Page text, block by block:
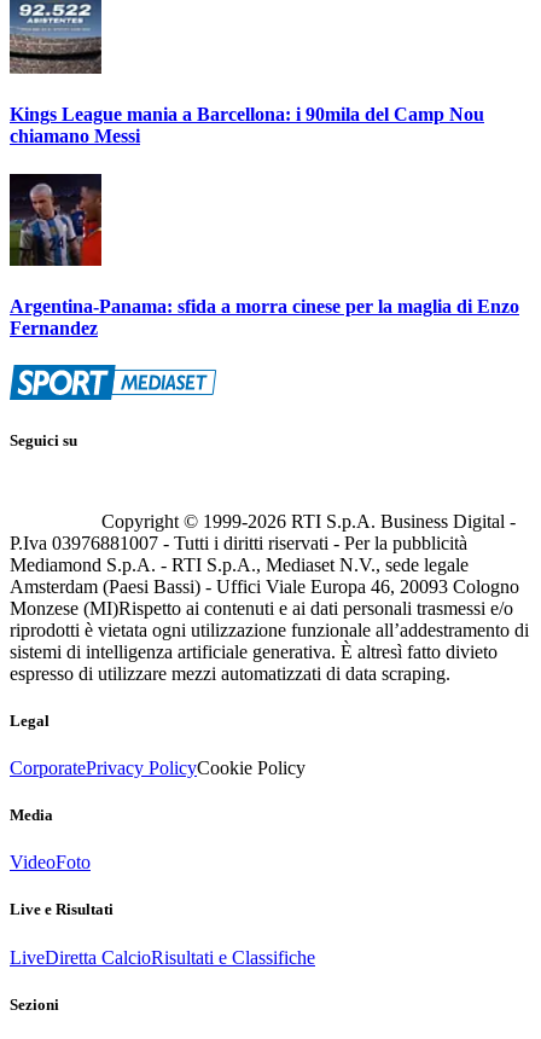
Kings League mania a Barcellona: i 90mila del Camp Nou
chiamano Messi
Argentina-Panama: sfida a morra cinese per la maglia di Enzo
Fernandez
Seguici su
Copyright © 1999-2026 RTI S.p.A. Business Digital -
P.Iva 03976881007 - Tutti i diritti riservati - Per la pubblicità
Mediamond S.p.A. - RTI S.p.A., Mediaset N.V., sede legale
Amsterdam (Paesi Bassi) - Uffici Viale Europa 46, 20093 Cologno
Monzese (MI)Rispetto ai contenuti e ai dati personali trasmessi e/o
riprodotti è vietata ogni utilizzazione funzionale all’addestramento di
sistemi di intelligenza artificiale generativa. È altresì fatto divieto
espresso di utilizzare mezzi automatizzati di data scraping.
Legal
CorporatePrivacy PolicyCookie Policy
Media
VideoFoto
Live e Risultati
LiveDiretta CalcioRisultati e Classifiche
Sezioni